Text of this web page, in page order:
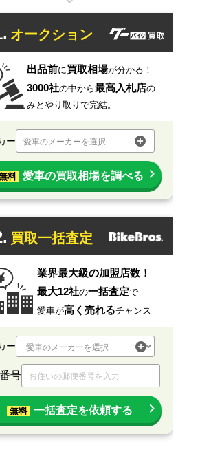
オークション
出品前に買取相場が分かる！
3000社の中から最高入札店の
みとやり取りで完結。
ー 愛車のメーカーを選択
料 愛車の買取相場を調べる
買取一括査定
業界最大級の加盟店数！
最大12社の一括査定で
愛車が高く売れるチャンス
ー
号
無料 一括査定を依頼する